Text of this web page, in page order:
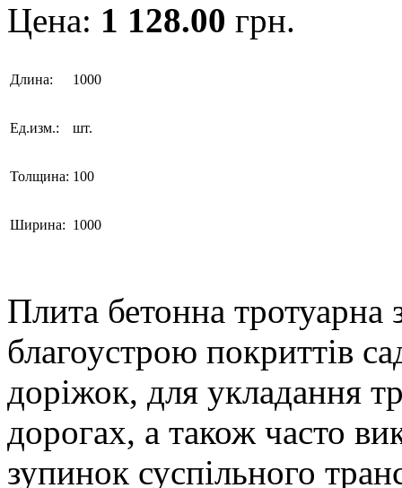
Цена: 1 128.00 грн.
Длина: 1000
Ед.изм.: шт.
Толщина: 100
Ширина: 1000
Плита бетонна тротуарна
благоустрою покриттів
доріжок, для укладання
дорогах, а також часто
зупинок суспільного